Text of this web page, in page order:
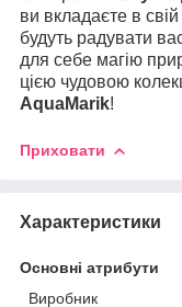
ви вкладаєте в свій
будуть радувати
для себе магію
цією чудовою
AquaMarik!
Приховати
Характеристики
Основні атрибути
Виробник